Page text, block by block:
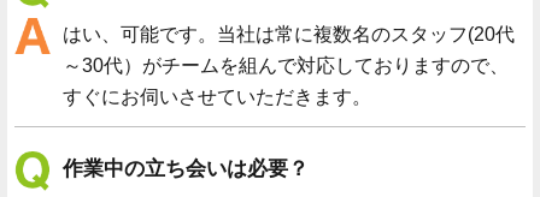
はい、可能です。当社は常に複数名のスタッフ(20代
～30代）がチームを組んで対応しておりますので、
すぐにお伺いさせていただきます。
作業中の立ち会いは必要？